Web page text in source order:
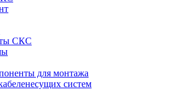
СКС
для монтажа
систем